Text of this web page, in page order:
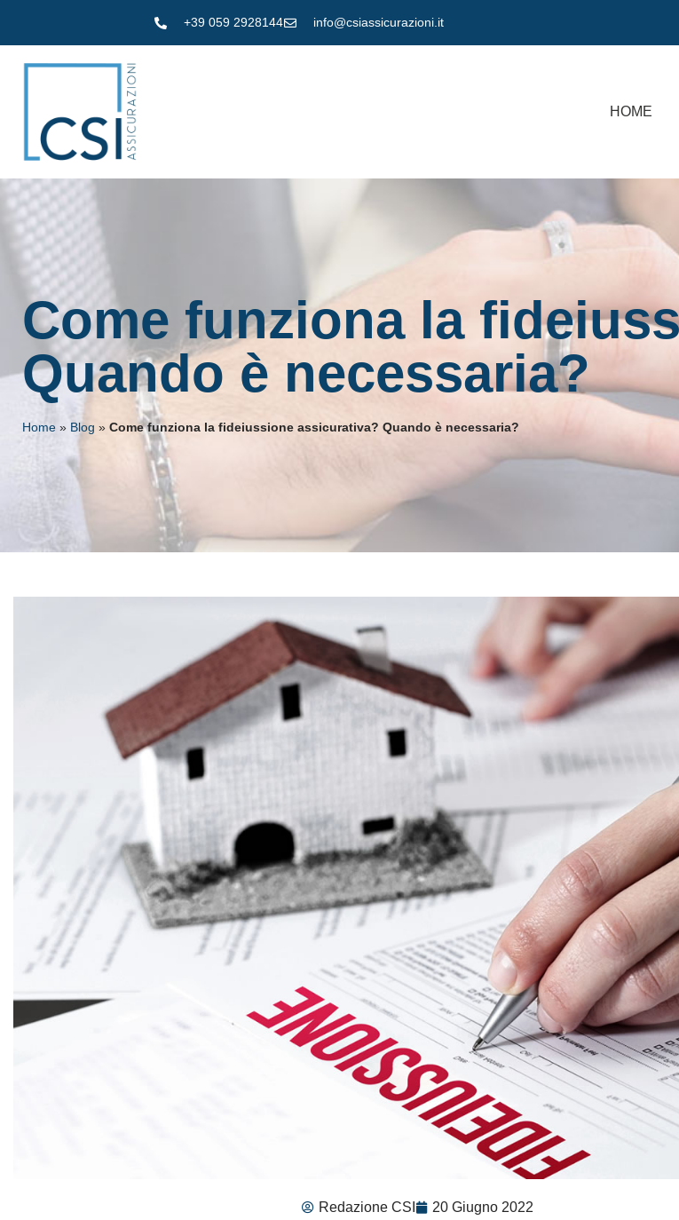
+39 059 2928144 info@csiassicurazioni.it
HOME
Come funziona la
Quando è necessaria?
Home » Blog » Come funziona la fideiussione assicurativa? Quando è necessaria?
Redazione CSI 20 Giugno 2022